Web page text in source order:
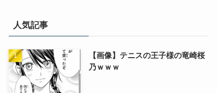
人気記事
【画像】テニスの王子様の竜崎桜
乃ｗｗｗ